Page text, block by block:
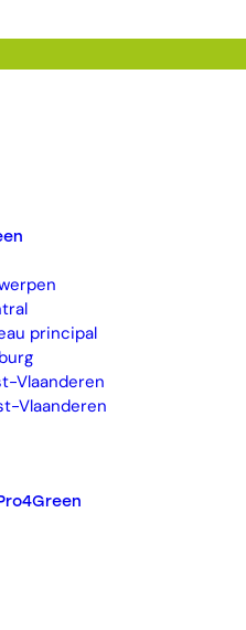
principal
Vlaanderen
Vlaanderen